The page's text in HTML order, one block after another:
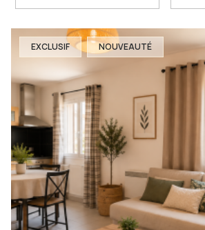
EXCLUSIF NOUVEAUTÉ